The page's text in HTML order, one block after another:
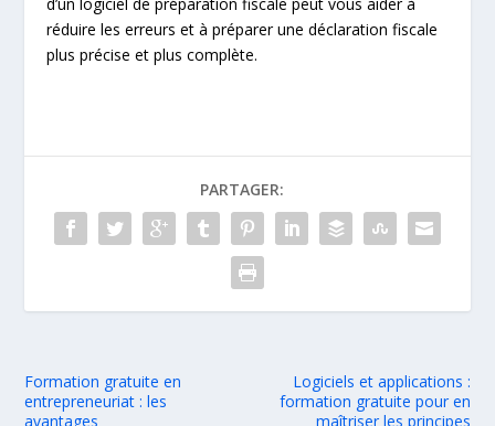
réduire les erreurs et à préparer une déclaration fiscale
plus précise et plus complète.
PARTAGER:
Formation gratuite en
entrepreneuriat : les
avantages
Logiciels et applications :
formation gratuite pour en
maîtriser les principes